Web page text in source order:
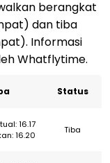
berangkat
dan tiba
Informasi
Whatflytime.
Status
16.17
16.20
Tiba